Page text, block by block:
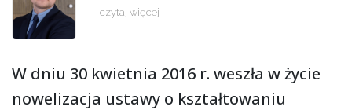
czytaj więcej
W dniu 30 kwietnia 2016 r. weszła w życie
nowelizacja ustawy o kształtowaniu